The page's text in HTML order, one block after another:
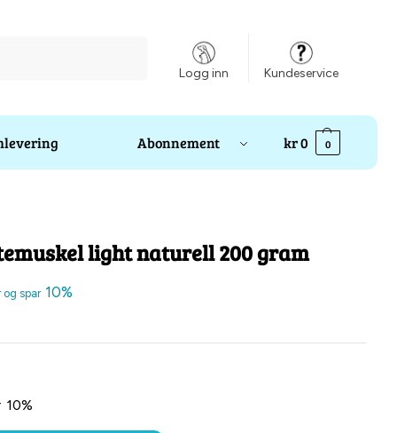
Logg inn Kundeservice
Abonnement kr0 0
light naturell 200 gram
og spar 10%
10%